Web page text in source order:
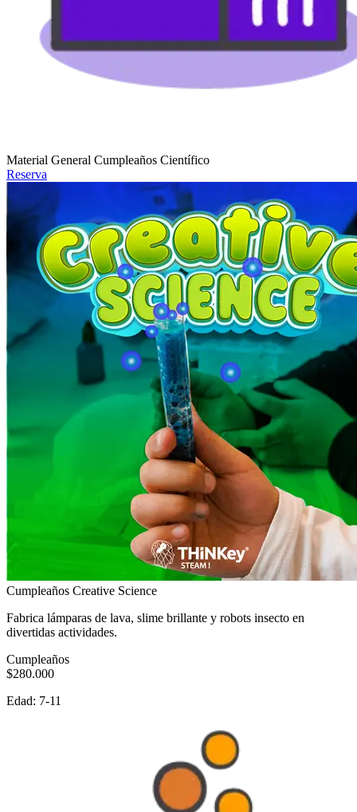
Material General Cumpleaños Científico
Reserva
Cumpleaños Creative Science
Fabrica lámparas de lava, slime brillante y robots insecto en
divertidas actividades.
Cumpleaños
$280.000
Edad: 7-11